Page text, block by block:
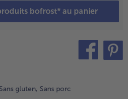
bofrost* au panier
Sans gluten, Sans porc